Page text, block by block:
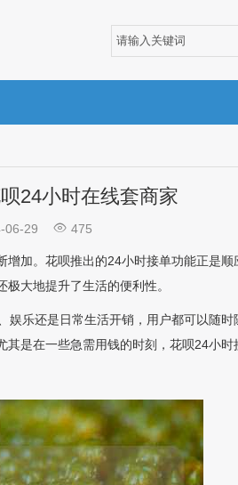
24小时在线套商家
06-29  475
加。花呗推出的24小时接单功能正是
大地提升了生活的便利性。
乐还是日常生活开销，用户都可以随
是在一些急需用钱的时刻，花呗24小